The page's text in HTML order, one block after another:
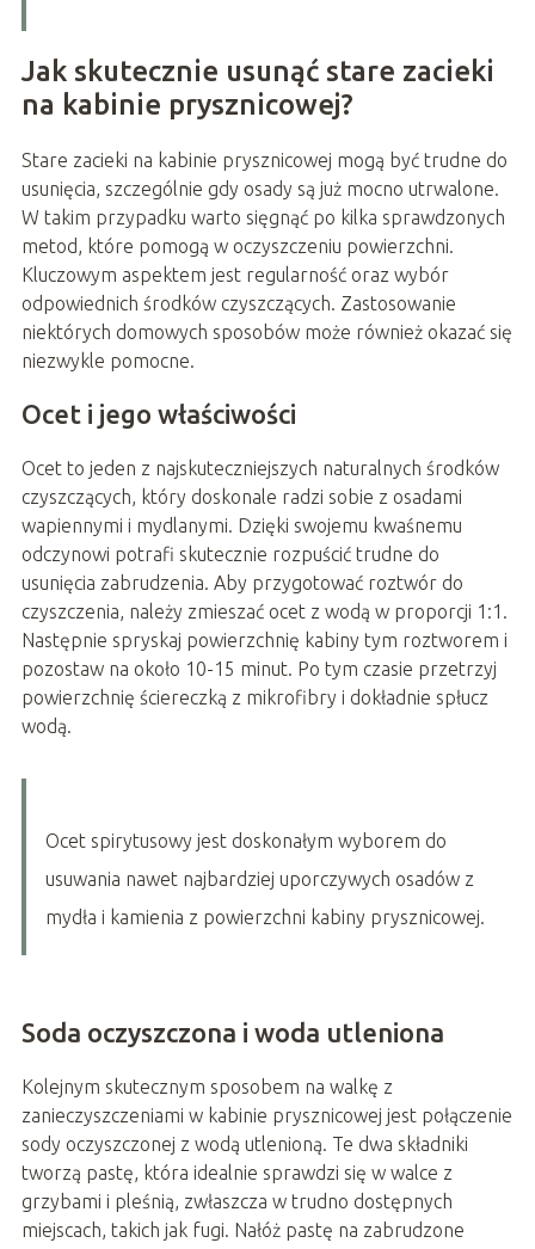
Jak skutecznie usunąć stare zacieki
na kabinie prysznicowej?
Stare zacieki na kabinie prysznicowej mogą być trudne do
usunięcia, szczególnie gdy osady są już mocno utrwalone.
W takim przypadku warto sięgnąć po kilka sprawdzonych
metod, które pomogą w oczyszczeniu powierzchni.
Kluczowym aspektem jest regularność oraz wybór
odpowiednich środków czyszczących. Zastosowanie
niektórych domowych sposobów może również okazać się
niezwykle pomocne.
Ocet i jego właściwości
Ocet to jeden z najskuteczniejszych naturalnych środków
czyszczących, który doskonale radzi sobie z osadami
wapiennymi i mydlanymi. Dzięki swojemu kwaśnemu
odczynowi potrafi skutecznie rozpuścić trudne do
usunięcia zabrudzenia. Aby przygotować roztwór do
czyszczenia, należy zmieszać ocet z wodą w proporcji 1:1.
Następnie spryskaj powierzchnię kabiny tym roztworem i
pozostaw na około 10-15 minut. Po tym czasie przetrzyj
powierzchnię ściereczką z mikrofibry i dokładnie spłucz
wodą.
Ocet spirytusowy jest doskonałym wyborem do
usuwania nawet najbardziej uporczywych osadów z
mydła i kamienia z powierzchni kabiny prysznicowej.
Soda oczyszczona i woda utleniona
Kolejnym skutecznym sposobem na walkę z
zanieczyszczeniami w kabinie prysznicowej jest połączenie
sody oczyszczonej z wodą utlenioną. Te dwa składniki
tworzą pastę, która idealnie sprawdzi się w walce z
grzybami i pleśnią, zwłaszcza w trudno dostępnych
miejscach, takich jak fugi. Nałóż pastę na zabrudzone